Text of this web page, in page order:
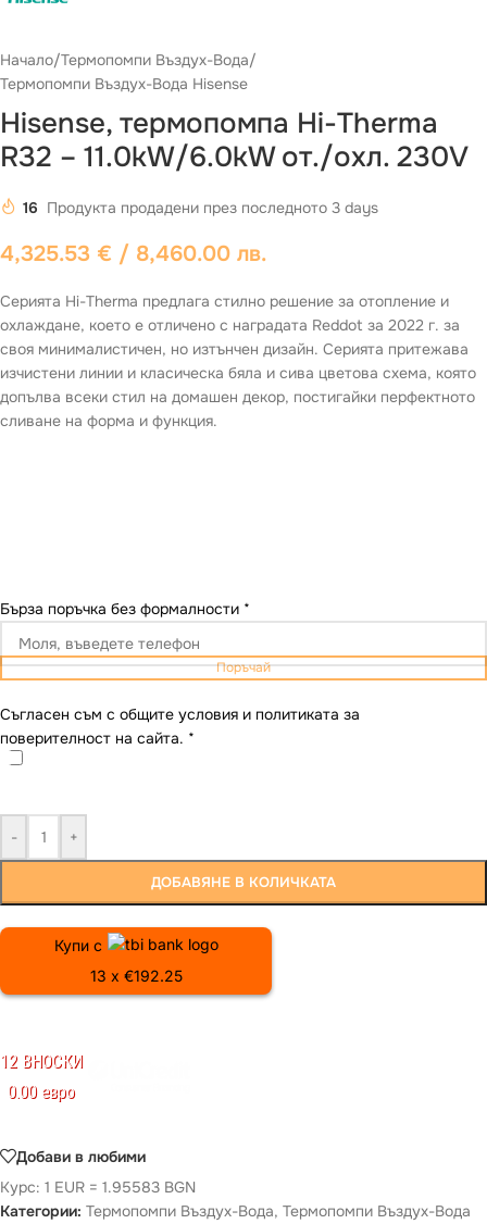
Начало/Термопомпи Въздух-Вода/
Термопомпи Въздух-Вода Hisense
Hisense, термопомпа Hi-Therma
R32 – 11.0kW/6.0kW от./охл. 230V
16 Продукта продадени през последното 3 days
4,325.53 € / 8,460.00 лв.
Серията Hi-Therma предлага стилно решение за отопление и
охлаждане, което е отличено с наградата Reddot за 2022 г. за
своя минималистичен, но изтънчен дизайн. Серията притежава
изчистени линии и класическа бяла и сива цветова схема, която
допълва всеки стил на домашен декор, постигайки перфектното
сливане на форма и функция.
Бърза поръчка без формалности *
Поръчай
Съгласен съм с общите условия и политиката за
поверителност на сайта. *
- +
ДОБАВЯНЕ В КОЛИЧКАТА
Купи с
13 x €192.25
12 ВНОСКИ
0.00 евро
Добави в любими
Курс: 1 EUR = 1.95583 BGN
Категории: Термопомпи Въздух-Вода, Термопомпи Въздух-Вода